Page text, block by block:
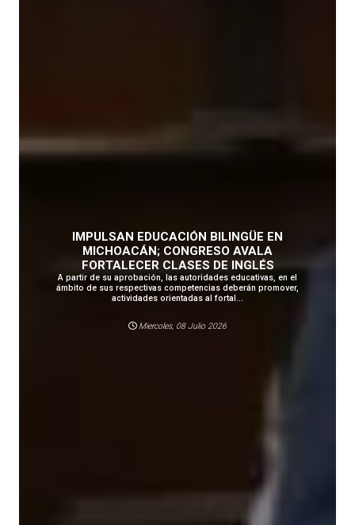
IMPULSAN EDUCACIÓN BILINGÜE EN
MICHOACÁN; CONGRESO AVALA
FORTALECER CLASES DE INGLÉS
A partir de su aprobación, las autoridades educativas, en el
ámbito de sus respectivas competencias deberán promover,
actividades orientadas al fortal...
Miercoles, 08 Julio 2026